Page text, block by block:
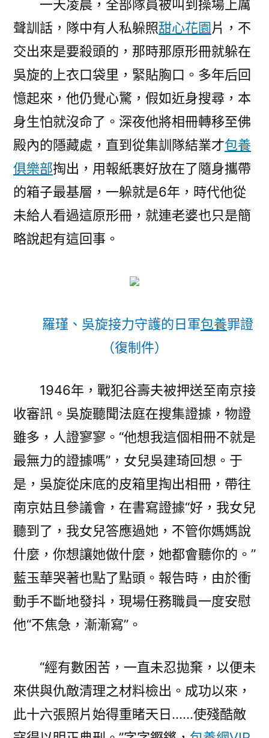
一天凌晨，全部隊員被叫到操場上厲
聲訓話，隊中有人私躲照甜心花園片，不
交出來是要殺頭的，那時那原形冊就躲在
吳旋的上衣口袋里，緊貼胸口。多年后回
憶起來，他仍覺心驚，假如近身搜尋，本
身生怕就沒命了。深夜他將相冊轉移至佛
殿內的隱藏處，直到從集訓隊結業才包養
俱樂部掏出，用報紙裹好放在了隨身攜帶
的箱子最基層，一躲就是6年，時代他從
未給人看過這原形冊，就連老婆也只是簡
略說起有這回事。
羅瑾、吳旋接力守護的日軍包養罪證
（復制件）
1946年，戰犯谷壽夫被押送至南京接
收審訊。吳旋聽聞法庭在搜集證據，物證
雖多，人證寥寥。“他想我這個相冊不就是
最無力的證據嗎”，女兒吳建琦回想。于
是，吳旋從床底的皮箱里掏出相冊，帶往
南京姑且參議會，在書寫證據“好，我女兒
聽到了，我女兒答應過她，不管你媽媽說
什麼，你想讓她做什麼，她都會聽你的。”
藍玉華哭著也點了點頭。報告時，由於衝
動手不斷地發抖，現場任務職員一度安慰
他“不焦急，漸漸寫”。
“經有數困苦，一直未忍拋棄，以便未
來供與仇敵清理之材料檢出。成功以來，
此十六張照片始得重睹天日……使殘酷敵